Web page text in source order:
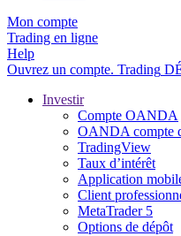
Mon compte
Trading en ligne
Help
Ouvrez un compte. Trading
Investir
Compte OANDA
OANDA compte
TradingView
Taux d’intérêt
Application
Client
MetaTrader 5
Options de dépôt